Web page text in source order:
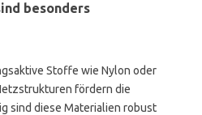
besonders
Stoffe wie Nylon oder
fördern die
sind diese Materialien robust